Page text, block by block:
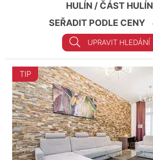
HULÍN / ČÁST HULÍN
SEŘADIT PODLE CENY
UPRAVIT HLEDÁNÍ
TIP